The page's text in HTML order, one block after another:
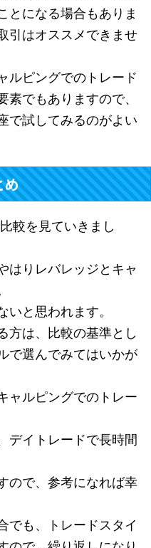
とになる場合もありま
引はオススメできませ
ルピングでのトレード
素でもありますので、
で試してみるのがよい
め
較を見ていきまし
はりレバレッジとキャ
いと思われます。
方は、比較の基準とし
で選んでみてはいかが
ャルピングでのトレー
デイトレードで長時間
ので、参考になれば幸
でも、トレードスタイ